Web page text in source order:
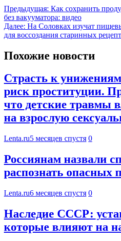
Предыдущая: Как сохранить
без вакууматора: видео
Далее: На Соловках изучат
для воссоздания старинных
Похожие новости
Страсть к
риск проституции.
что детские травмы
на взрослую
Lenta.ru5 месяцев спустя 0
Россиянам назвали
распознать опасных
Lenta.ru6 месяцев спустя 0
Наследие СССР:
которые влияют на